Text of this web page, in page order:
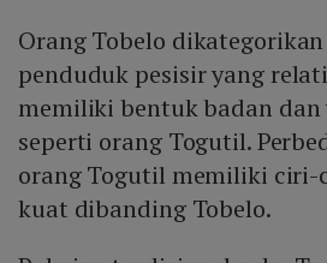
Orang Tobelo
penduduk pesisir yang
memiliki bentuk badan
seperti orang Togutil.
orang Togutil memiliki ciri-
kuat dibanding Tobelo.